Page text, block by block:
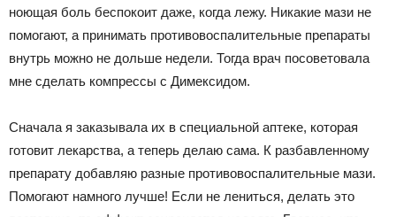
ноющая боль беспокоит даже, когда лежу. Никакие мази не
помогают, а принимать противовоспалительные препараты
внутрь можно не дольше недели. Тогда врач посоветовала
мне сделать компрессы с Димексидом.
Сначала я заказывала их в специальной аптеке, которая
готовит лекарства, а теперь делаю сама. К разбавленному
препарату добавляю разные противовоспалительные мази.
Помогают намного лучше! Если не лениться, делать это